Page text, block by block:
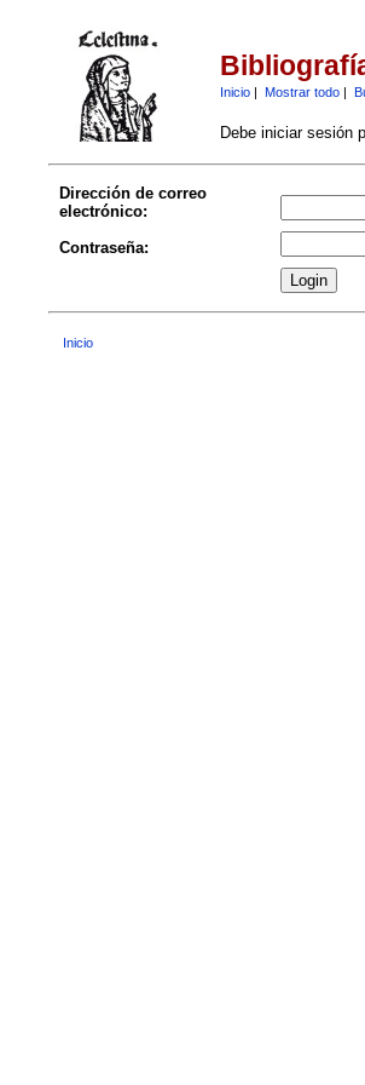
Inicio| Mostrar todo|
Debe iniciar sesión
Dirección de correo
electrónico:
Contraseña:
Inicio